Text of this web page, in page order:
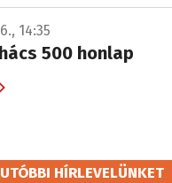
14:35
500 honlap
HÍRLEVELÜNKET